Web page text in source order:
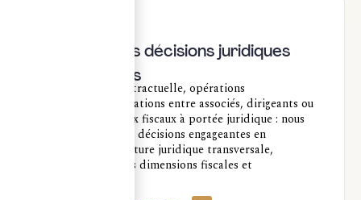
Sécuriser les décisions juridiques
engageantes
Structuration contractuelle, opérations
patrimoniales, relations entre associés, dirigeants ou
partenaires, enjeux fiscaux à portée juridique : nous
accompagnons les décisions engageantes en
apportant une lecture juridique transversale,
cohérente avec les dimensions fiscales et